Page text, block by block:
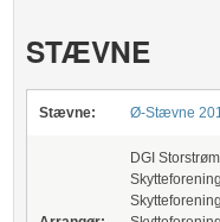
STÆVNE
Stævne: Ø-Stævne
DGI